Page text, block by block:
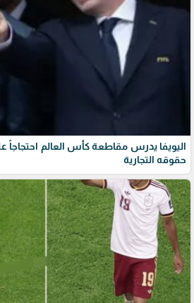
اليويفا يدرس مقاطعة كأس العالم احتجاجاً
حقوقه التجارية